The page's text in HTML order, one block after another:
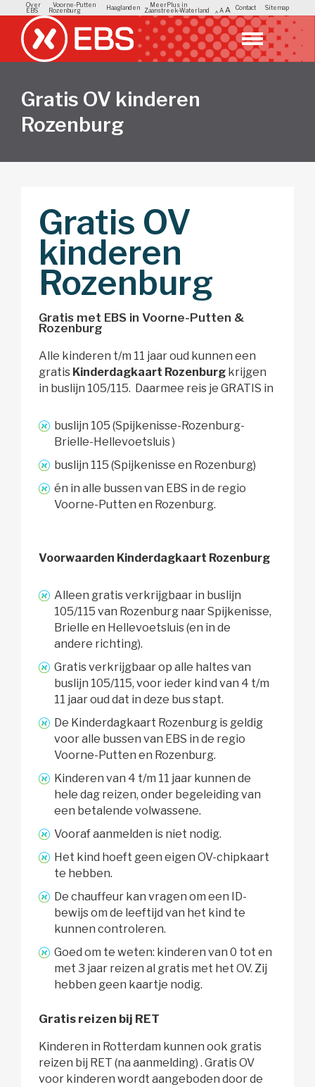
Over
EBS
Voorne-Putten
Rozenburg
Haaglanden
MeerPlus in
Zaanstreek-Waterland
A A A Contact Sitemap
Gratis OV kinderen
Rozenburg
Gratis OV
kinderen
Rozenburg
Gratis met EBS in Voorne-Putten &
Rozenburg
Alle kinderen t/m 11 jaar oud kunnen een
gratis Kinderdagkaart Rozenburg krijgen
in buslijn 105/115. Daarmee reis je GRATIS in
buslijn 105 (Spijkenisse-Rozenburg-
Brielle-Hellevoetsluis )
buslijn 115 (Spijkenisse en Rozenburg)
én in alle bussen van EBS in de regio
Voorne-Putten en Rozenburg.
Voorwaarden Kinderdagkaart Rozenburg
Alleen gratis verkrijgbaar in buslijn
105/115 van Rozenburg naar Spijkenisse,
Brielle en Hellevoetsluis (en in de
andere richting).
Gratis verkrijgbaar op alle haltes van
buslijn 105/115, voor ieder kind van 4 t/m
11 jaar oud dat in deze bus stapt.
De Kinderdagkaart Rozenburg is geldig
voor alle bussen van EBS in de regio
Voorne-Putten en Rozenburg.
Kinderen van 4 t/m 11 jaar kunnen de
hele dag reizen, onder begeleiding van
een betalende volwassene.
Vooraf aanmelden is niet nodig.
Het kind hoeft geen eigen OV-chipkaart
te hebben.
De chauffeur kan vragen om een ID-
bewijs om de leeftijd van het kind te
kunnen controleren.
Goed om te weten: kinderen van 0 tot en
met 3 jaar reizen al gratis met het OV. Zij
hebben geen kaartje nodig.
Gratis reizen bij RET
Kinderen in Rotterdam kunnen ook gratis
reizen bij RET (na aanmelding) . Gratis OV
voor kinderen wordt aangeboden door de